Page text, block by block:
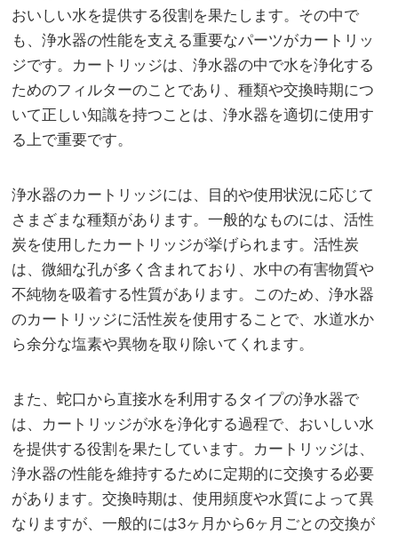
おいしい水を提供する役割を果たします。その中で
も、浄水器の性能を支える重要なパーツがカートリッ
ジです。カートリッジは、浄水器の中で水を浄化する
ためのフィルターのことであり、種類や交換時期につ
いて正しい知識を持つことは、浄水器を適切に使用す
る上で重要です。
浄水器のカートリッジには、目的や使用状況に応じて
さまざまな種類があります。一般的なものには、活性
炭を使用したカートリッジが挙げられます。活性炭
は、微細な孔が多く含まれており、水中の有害物質や
不純物を吸着する性質があります。このため、浄水器
のカートリッジに活性炭を使用することで、水道水か
ら余分な塩素や異物を取り除いてくれます。
また、蛇口から直接水を利用するタイプの浄水器で
は、カートリッジが水を浄化する過程で、おいしい水
を提供する役割を果たしています。カートリッジは、
浄水器の性能を維持するために定期的に交換する必要
があります。交換時期は、使用頻度や水質によって異
なりますが、一般的には3ヶ月から6ヶ月ごとの交換が